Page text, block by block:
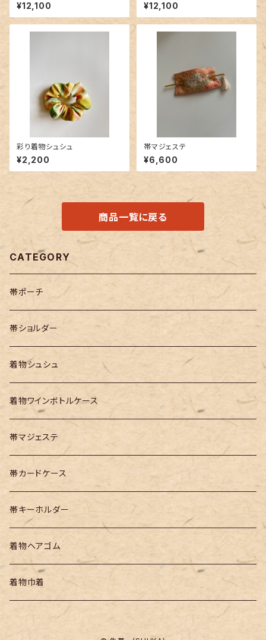
¥12,100 ¥12,100
彩り着物シュシュ
¥2,200
帯マジェステ
¥6,600
商品一覧に戻る
CATEGORY
帯ポーチ
帯ショルダー
着物シュシュ
着物ワインボトルケース
帯マジェステ
帯カードケース
帯キーホルダー
着物ヘアゴム
着物巾着